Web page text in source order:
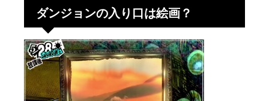
ダンジョンの入り口は絵画？